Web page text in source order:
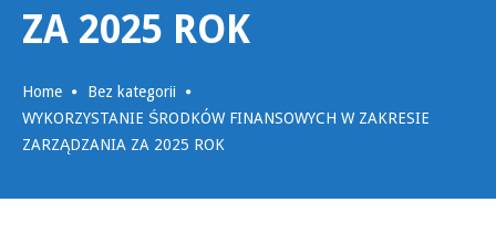
ZA 2025 ROK
Home
Bez kategorii
WYKORZYSTANIE ŚRODKÓW FINANSOWYCH W ZAKRESIE
ZARZĄDZANIA ZA 2025 ROK